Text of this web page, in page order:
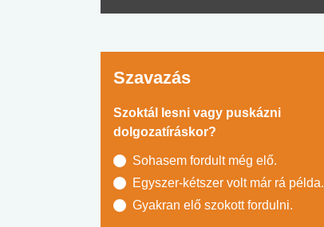
Szavazás
Szoktál lesni vagy puskázni
dolgozatíráskor?
Sohasem fordult még elő.
Egyszer-kétszer volt már rá példa.
Gyakran elő szokott fordulni.